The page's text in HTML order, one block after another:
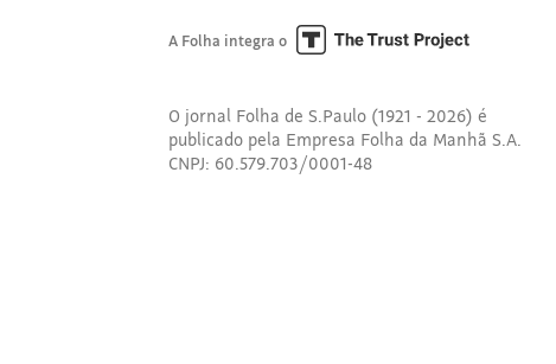
A Folha integra o
O jornal Folha de S.Paulo (1921 - 2026) é
publicado pela Empresa Folha da Manhã S.A.
CNPJ: 60.579.703/0001-48